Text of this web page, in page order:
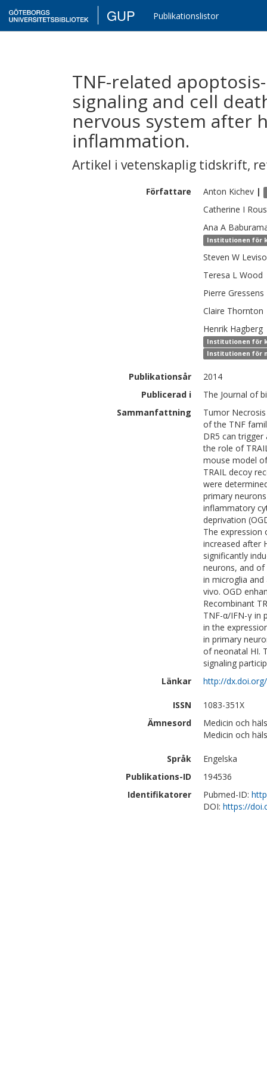
GUP Publikationslistor
TNF-related
signaling and cell
nervous system after
inflammation.
Artikel i vetenskaplig tidskrift,
Författare Anton Kichev |
Catherine I
Ana A
Institutionen för
Steven W
Teresa L Wood
Pierre Gressens
Claire Thornton
Henrik Hagberg
Institutionen för
Institutionen för
Publikationsår
2014
Publicerad i
The Journal of
Sammanfattning
Tumor
of the TNF
DR5 can
the role of
mouse model
TRAIL decoy
were
primary
inflammatory
deprivation
The expression
increased after
significantly
neurons, and of
in microglia and
vivo. OGD
Recombinant
TNF-α/IFN-γ in
in the
in primary
of neonatal HI.
signaling
Länkar
http://
ISSN
1083-351X
Ämnesord
Medicin och
Medicin och
Språk
Engelska
Publikations-ID
194536
Identifikatorer
Pubmed-ID:
DOI: https://